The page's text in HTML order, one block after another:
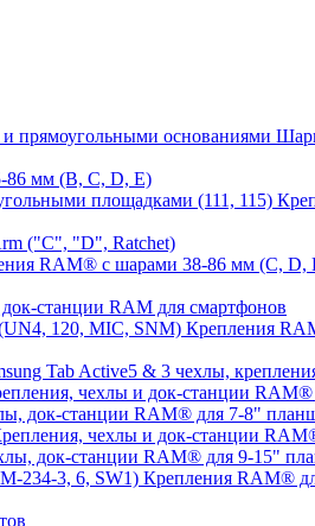
мм (B, C, D, E)
("C", "D", Ratchet)
RAM® с шарами 38-86 мм (C, D,
станции RAM для смартфонов
Крепления
Tab Active5 & 3 чехлы,
чехлы и док-станции
док-станции RAM® для 7-8"
чехлы и док-станции
док-станции RAM® для 9-15"
Крепления RAM®